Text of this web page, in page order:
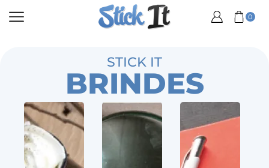
0
STICK IT
BRINDES